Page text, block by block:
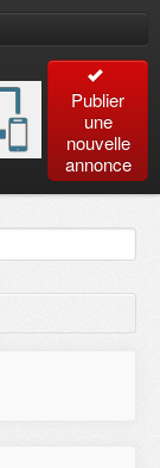
Publier
une
nouvelle
annonce